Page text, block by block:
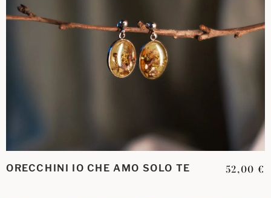
ORECCHINI IO CHE AMO SOLO TE 52,00€